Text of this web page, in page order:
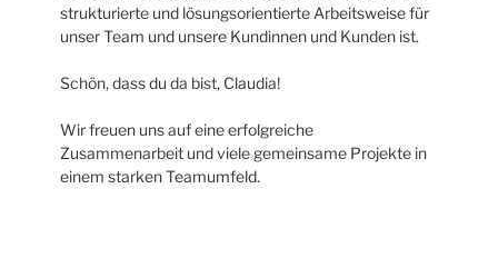
strukturierte und lösungsorientierte Arbeitsweise für
unser Team und unsere Kundinnen und Kunden ist.
Schön, dass du da bist, Claudia!
Wir freuen uns auf eine erfolgreiche
Zusammenarbeit und viele gemeinsame Projekte in
einem starken Teamumfeld.